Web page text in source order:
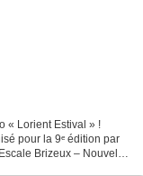
« Lorient Estival » !
pour la 9ᵉ édition par
Brizeux – Nouvelle